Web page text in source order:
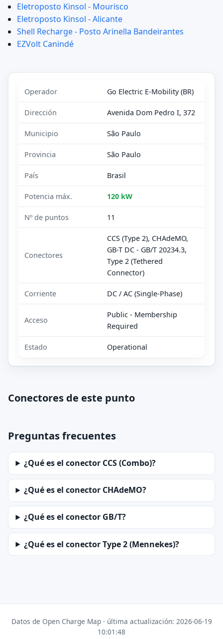
Eletroposto Kinsol - Mourisco
Eletroposto Kinsol - Alicante
Shell Recharge - Posto Arinella Bandeirantes
EZVolt Canindé
Operador Go Electric E-Mobility (BR)
Dirección Avenida Dom Pedro I, 372
Municipio São Paulo
Provincia São Paulo
País Brasil
Potencia máx. 120 kW
Nº de puntos 11
Conectores
CCS (Type 2), CHAdeMO,
GB-T DC - GB/T 20234.3,
Type 2 (Tethered
Connector)
Corriente DC / AC (Single-Phase)
Acceso
Public - Membership
Required
Estado Operational
Conectores de este punto
Preguntas frecuentes
¿Qué es el conector CCS (Combo)?
¿Qué es el conector CHAdeMO?
¿Qué es el conector GB/T?
¿Qué es el conector Type 2 (Mennekes)?
Datos de Open Charge Map · última actualización: 2026-06-19
10:01:48